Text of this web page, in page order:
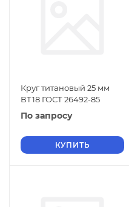
Круг титановый 25 мм
ВТ18 ГОСТ 26492-85
По запросу
КУПИТЬ